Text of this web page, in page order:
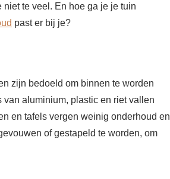
niet te veel. En hoe ga je je tuin
past er bij je?
zijn bedoeld om binnen te worden
aluminium, plastic en riet vallen
en tafels vergen weinig onderhoud en
of gestapeld te worden, om